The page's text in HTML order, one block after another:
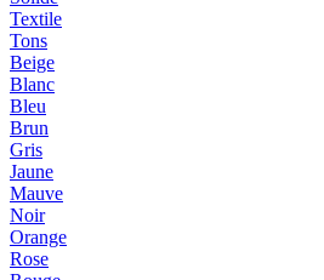
Textile
Tons
Beige
Blanc
Bleu
Brun
Gris
Jaune
Mauve
Noir
Orange
Rose